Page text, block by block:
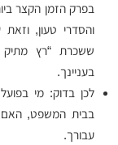
בפרק הזמן הקצר
והסדרי טעון,
ששכרת “רץ מתיק
בעניינך.
לכן בדוק: מי
בבית המשפט, האם
עבורך.